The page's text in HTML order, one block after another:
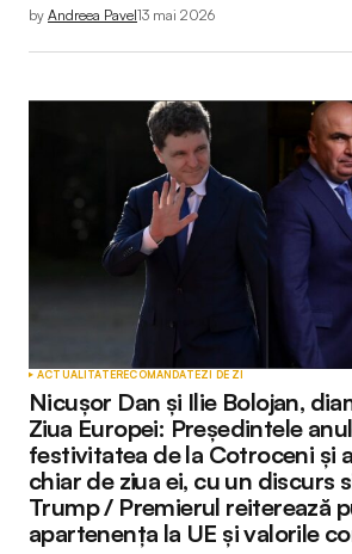
by Andreea Pavel13 mai 2026
ACTUALITATERECOMANDATEZI DE ZI
Nicușor Dan și Ilie Bolojan,
Ziua Europei: Președintele
festivitatea de la Cotroceni și
chiar de ziua ei, cu un discurs
Trump / Premierul reiterează
apartenența la UE și valorile